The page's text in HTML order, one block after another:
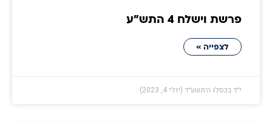
פרשת וישלח 4 התש״ע
לצפייה »
י״ד בכסלו ה׳תשע״ד (יולי 4, 2023)